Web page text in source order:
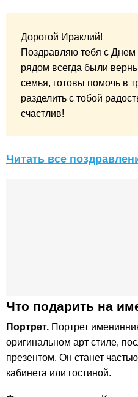
Дорогой Ираклий!
Поздравляю тебя с
рядом всегда были
семья, готовы помочь в
разделить с тобой
счастлив!
Читать все
Что подарить на
Портрет. Портрет
оригинальном арт стиле,
презентом. Он станет
кабинета или гостиной.